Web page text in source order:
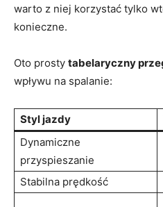
warto z‌ niej korzystać tylko
konieczne.
Oto prosty tabelaryczny‌
wpływu na spalanie:
Styl jazdy
Dynamiczne
przyspieszanie
Stabilna prędkość